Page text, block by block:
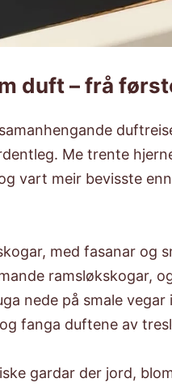
duft – frå
Me trente
vart meir bevisste
med fasanar og
ramsløkskogar,
nede på smale
fanga duftene av
gardar der jord,